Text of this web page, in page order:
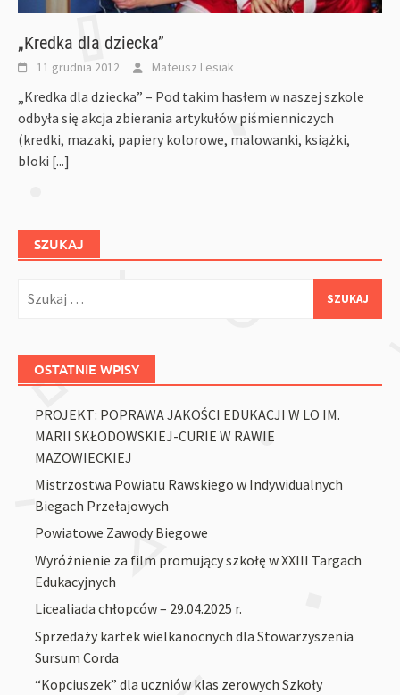
„Kredka dla dziecka”
11 grudnia 2012 Mateusz Lesiak
„Kredka dla dziecka” – Pod takim hasłem w naszej szkole
odbyła się akcja zbierania artykułów piśmienniczych
(kredki, mazaki, papiery kolorowe, malowanki, książki,
bloki [...]
SZUKAJ
OSTATNIE WPISY
PROJEKT: POPRAWA JAKOŚCI EDUKACJI W LO IM.
MARII SKŁODOWSKIEJ-CURIE W RAWIE
MAZOWIECKIEJ
Mistrzostwa Powiatu Rawskiego w Indywidualnych
Biegach Przełajowych
Powiatowe Zawody Biegowe
Wyróżnienie za film promujący szkołę w XXIII Targach
Edukacyjnych
Licealiada chłopców – 29.04.2025 r.
Sprzedaży kartek wielkanocnych dla Stowarzyszenia
Sursum Corda
“Kopciuszek” dla uczniów klas zerowych Szkoły